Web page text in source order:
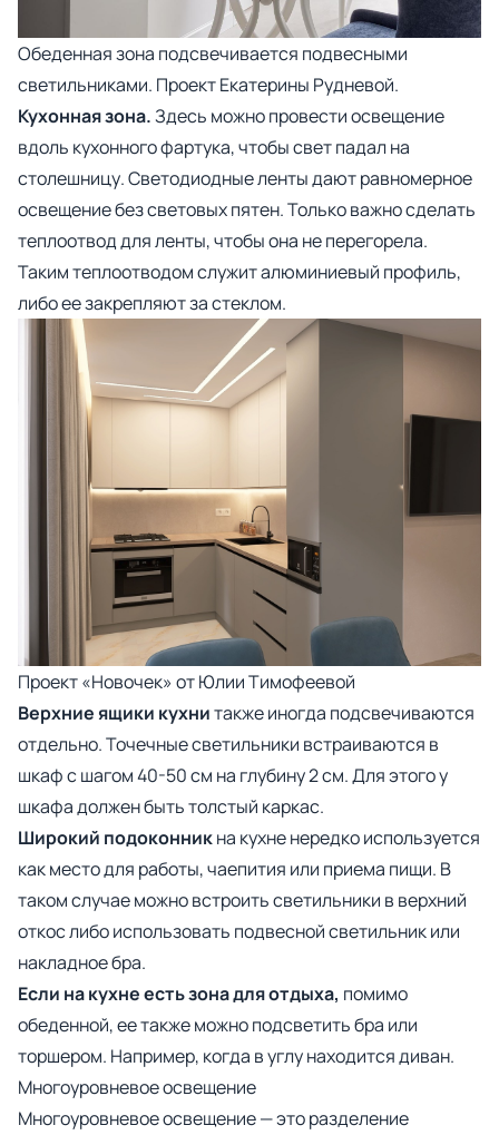
Обеденная зона подсвечивается подвесными
светильниками. Проект Екатерины Рудневой.
Кухонная зона.Здесь можно провести освещение
вдоль кухонного фартука, чтобы свет падал на
столешницу. Светодиодные ленты дают равномерное
освещение без световых пятен. Только важно сделать
теплоотвод для ленты, чтобы она не перегорела.
Таким теплоотводом служит алюминиевый профиль,
либо ее закрепляют за стеклом.
Проект«Новочек»от Юлии Тимофеевой
Верхние ящики кухнитакже иногда подсвечиваются
отдельно. Точечные светильники встраиваются в
шкаф с шагом 40-50 см на глубину 2 см. Для этого у
шкафа должен быть толстый каркас.
Широкий подоконникна кухне нередко используется
как место для работы, чаепития или приема пищи. В
таком случае можно встроить светильники в верхний
откос либо использовать подвесной светильник или
накладное бра.
Если на кухне есть зона для отдыха, помимо
обеденной, ее также можно подсветить бра или
торшером. Например, когда в углу находится диван.
Многоуровневое освещение
Многоуровневое освещение — это разделение